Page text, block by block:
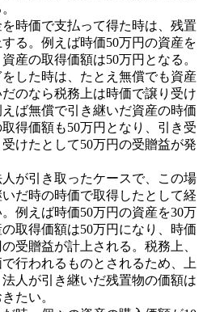
時価で支払って得た時は、残置
る。例えば時価50万円の資産を
産の取得価額は50万円となる。
した時は、たとえ無償でも資産
のなら税務上は時価で譲り受け
ば無償で引き継いだ資産の時価
得価額も50万円となり、引き受
けたとして50万円の受贈益が発
が引き取ったケースで、この場
だ時の時価で取得したとして経
例えば時価50万円の資産を30万
取得価額は50万円になり、時価
受贈益が計上される。税務上、
行われるものとされるため、上
人が引き継いだ残置物の価額は
たい。